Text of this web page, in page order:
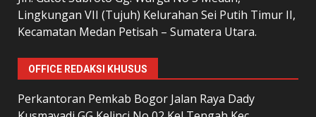
Lingkungan VII (Tujuh) Kelurahan Sei Putih Timur II,
Kecamatan Medan Petisah – Sumatera Utara.
OFFICE REDAKSI KHUSUS
Perkantoran Pemkab Bogor Jalan Raya Dady